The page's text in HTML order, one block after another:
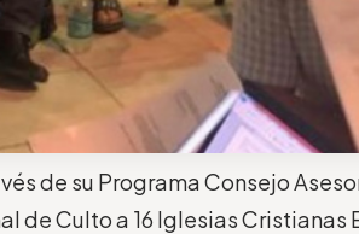
de su Programa Consejo
de Culto a 16 Iglesias Cristianas